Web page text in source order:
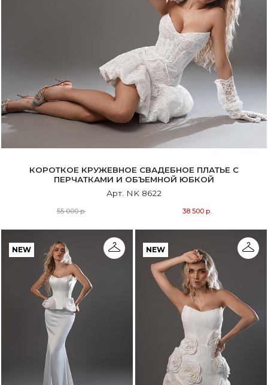
КОРОТКОЕ КРУЖЕВНОЕ СВАДЕБНОЕ ПЛАТЬЕ С
ПЕРЧАТКАМИ И ОБЪЕМНОЙ ЮБКОЙ
Арт. NK 8622
55 000 р. 38 500 р.
NEW NEW